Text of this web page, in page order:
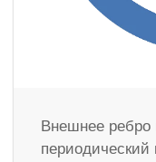
Внешнее ребро
периодический